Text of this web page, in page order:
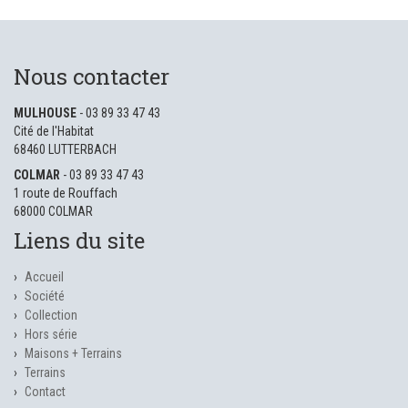
Nous contacter
MULHOUSE - 03 89 33 47 43
Cité de l'Habitat
68460 LUTTERBACH
COLMAR - 03 89 33 47 43
1 route de Rouffach
68000 COLMAR
Liens du site
Accueil
Société
Collection
Hors série
Maisons + Terrains
Terrains
Contact